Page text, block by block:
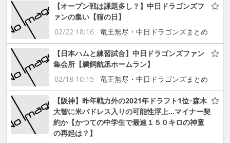
【オープン戦は課題多し？】中日ドラゴンズフ
ァンの集い【猫の日】
02/22 18:16
竜王無尽・中日ドラゴンズまとめ
【日本ハムと練習試合】中日ドラゴンズファン
集会所【鵜飼航丞ホームラン】
02/18 10:15
竜王無尽・中日ドラゴンズまとめ
【阪神】昨年戦力外の2021年ドラフト1位･森木
大智に米パドレス入りの可能性浮上…マイナー契
約か【かつての中学生で最速１５０キロの神童
の再起は？】